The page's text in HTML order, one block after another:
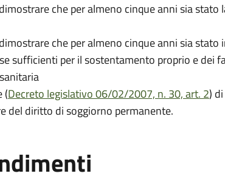
che per almeno cinque anni sia
che per almeno cinque anni sia
sufficienti per il sostentamento proprio e dei
(Decreto legislativo 06/02/2007, n. 30, art. 2)
del diritto di soggiorno permanente.